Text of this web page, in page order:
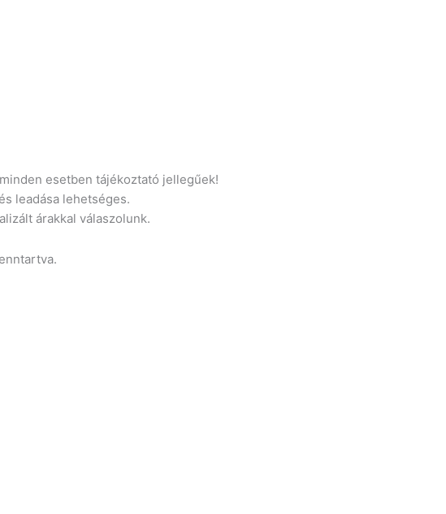
esetben tájékoztató jellegűek!
leadása lehetséges.
árakkal válaszolunk.